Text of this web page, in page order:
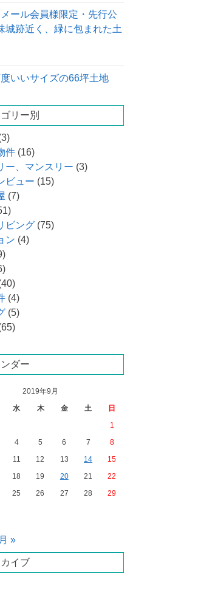
ール会員様限定・先行公
城跡近く、緑に包まれた土
いいサイズの66坪土地
リー別
件 (16)
ー、マンスリー (3)
ビュー (15)
(7)
ビング (75)
ン (4)
(4)
(5)
ダー
2019年9月
水 木 金 土
日
1
4 5 6 7
8
11 12 13 14
15
18 19 20 21
22
25 26 27 28
29
»
イブ